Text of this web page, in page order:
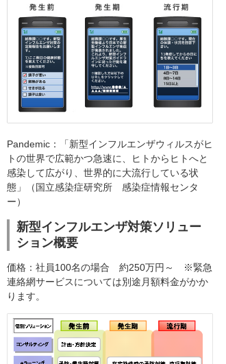
Pandemic：「新型インフルエンザウィルスがヒ
トの世界で広範かつ急速に、ヒトからヒトへと
感染して広がり、世界的に大流行している状
態」（国立感染症研究所 感染症情報センタ
ー）
新型インフルエンザ対策ソリュー
ション概要
価格：社員100名の場合 約250万円～ ※緊急
連絡網サービスについては別途月額料金がかか
ります。